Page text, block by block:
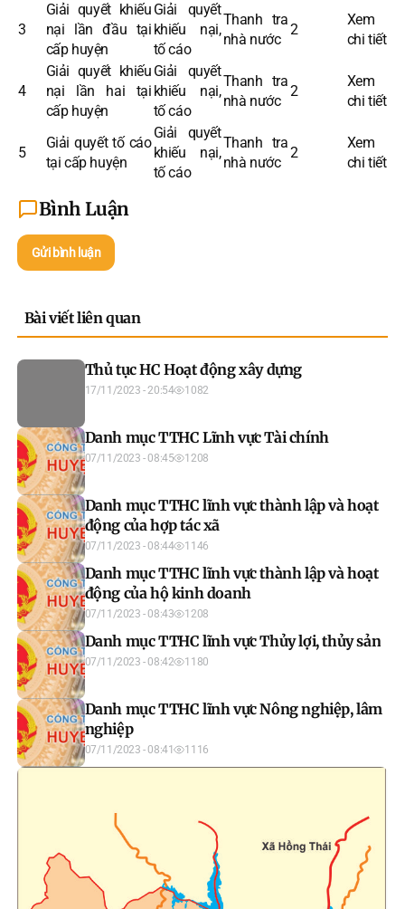
3
Giải quyết khiếu
nại lần đầu tại
cấp huyện
Giải quyết
khiếu nại,
tố cáo
Thanh tra
nhà nước
2
Xem
chi tiết
4
Giải quyết khiếu
nại lần hai tại
cấp huyện
Giải quyết
khiếu nại,
tố cáo
Thanh tra
nhà nước
2
Xem
chi tiết
5
Giải quyết tố cáo
tại cấp huyện
Giải quyết
khiếu nại,
tố cáo
Thanh tra
nhà nước
2
Xem
chi tiết
Bình Luận
Gửi bình luận
Bài viết liên quan
Thủ tục HC Hoạt động xây dựng
17/11/2023 - 20:54 1082
Danh mục TTHC Lĩnh vực Tài chính
07/11/2023 - 08:45 1208
Danh mục TTHC lĩnh vực thành lập và hoạt
động của hợp tác xã
07/11/2023 - 08:44 1146
Danh mục TTHC lĩnh vực thành lập và hoạt
động của hộ kinh doanh
07/11/2023 - 08:43 1208
Danh mục TTHC lĩnh vực Thủy lợi, thủy sản
07/11/2023 - 08:42 1180
Danh mục TTHC lĩnh vực Nông nghiệp, lâm
nghiệp
07/11/2023 - 08:41 1116